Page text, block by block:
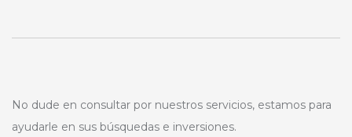
No dude en consultar por nuestros servicios, estamos para
ayudarle en sus búsquedas e inversiones.